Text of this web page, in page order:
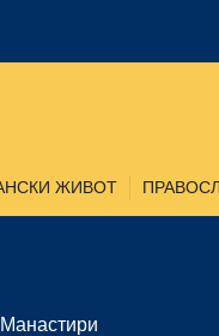
ЖИВОТ
Манастири